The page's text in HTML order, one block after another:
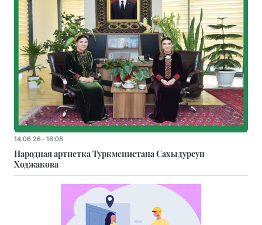
14.06.26 - 18:08
Народная артистка Туркменистана Сахыдурсун
Ходжакова